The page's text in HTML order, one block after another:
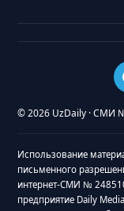
© 2026 UzDaily · СМИ
Использование
письменного
интернет-СМИ №
предприятие Daily